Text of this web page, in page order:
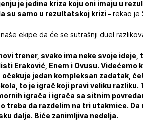
je jedina kriza koju oni imaju u
su samo u rezultatskoj krizi -rekao je
ekipe da će se sutrašnji duel
trener, svako ima neke svoje
Eraković, Enem i Ovusu.
očekuje jedan kompleksan zadatak,
to je igrač koji pravi veliku
igrača i igrača sa sitnim
treba da razdelim na tri utakmice.
dalje. Biće zanimljiva nedelja.